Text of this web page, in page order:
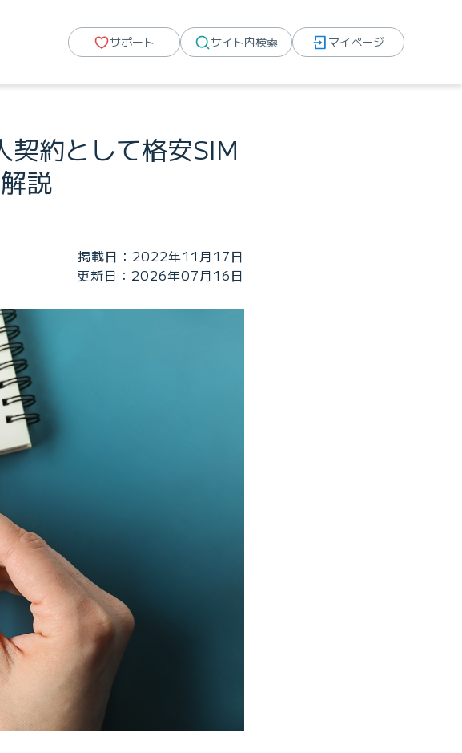
サポート サイト内検索 マイページ
契約として格安SIM
説
掲載日：2022年11月17日
更新日：2026年07月16日